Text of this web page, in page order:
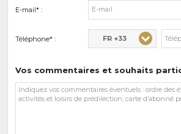
E-mail* :
Téléphone* : FR +33
Vos commentaires et souhaits
Vos
commentaires